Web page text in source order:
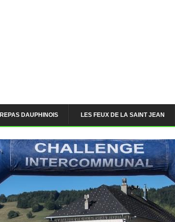
REPAS DAUPHINOIS LES FEUX DE LA SAINT JEAN